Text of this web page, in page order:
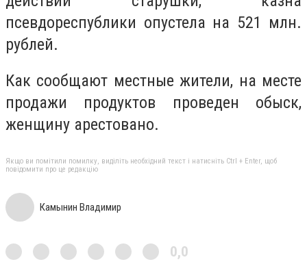
псевдореспублики опустела на 521 млн.
рублей.
Как сообщают местные жители, на месте
продажи продуктов проведен обыск,
женщину арестовано.
Якщо ви помітили помилку, виділіть необхідний текст і натисніть Ctrl + Enter, щоб
повідомити про це редакцію
Камынин Владимир
0,0